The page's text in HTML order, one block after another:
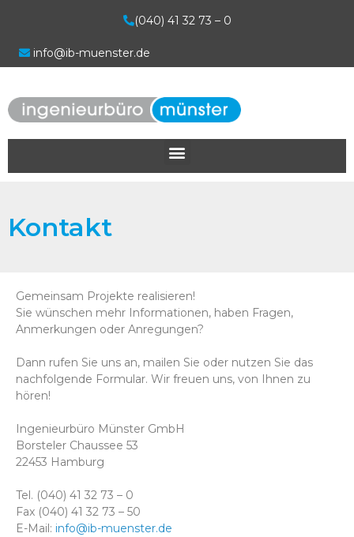
(040) 41 32 73 – 0
info@ib-muenster.de
Kontakt
Gemeinsam Projekte realisieren!
Sie wünschen mehr Informationen, haben Fragen,
Anmerkungen oder Anregungen?
Dann rufen Sie uns an, mailen Sie oder nutzen Sie das
nachfolgende Formular. Wir freuen uns, von Ihnen zu
hören!
Ingenieurbüro Münster GmbH
Borsteler Chaussee 53
22453 Hamburg
Tel. (040) 41 32 73 – 0
Fax (040) 41 32 73 – 50
E-Mail: info@ib-muenster.de